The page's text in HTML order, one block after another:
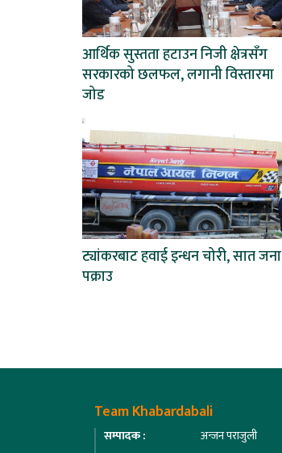
आर्थिक सुस्तता हटाउन निजी क्षेत्रसँग
सरकारको छलफल, लगानी विस्तारमा
जोड
ट्यांकरबाट हवाई इन्धन चोरी, सात जना
पक्राउ
Team Khabardabali
सम्पादक : अन्जन पराजुली